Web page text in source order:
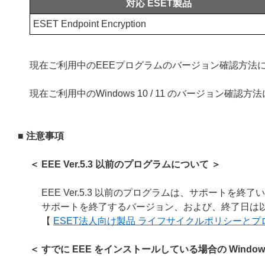
対応 ESET製品
ESET Endpoint Encryption
現在ご利用中のEEEプログラムのバージョン確認方法
現在ご利用中のWindows 10 / 11 のバージョン確認方
■ 注意事項
＜ EEE Ver.5.3 以前のプログラムについて ＞
EEE Ver.5.3 以前のプログラムは、サポートを終了
サポートを終了するバージョン、および、終了日
【 ESET法人向け製品 ライフサイクルポリシーと
＜ すでに EEE をインストールしている場合の